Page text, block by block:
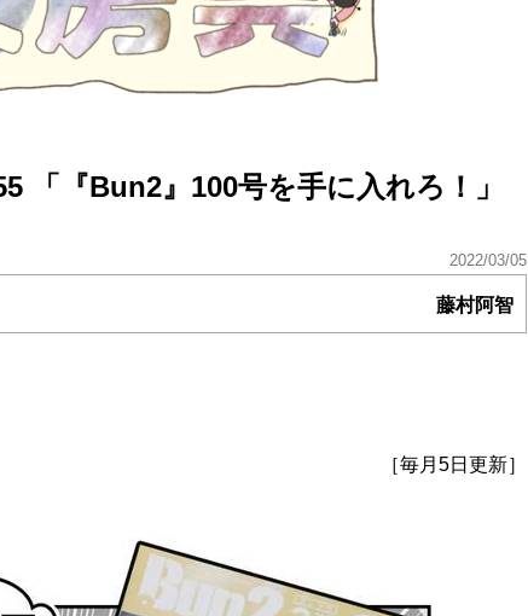
「『Bun2』100号を手に入れろ！」
2022/03/05
藤村阿智
［毎月5日更新］